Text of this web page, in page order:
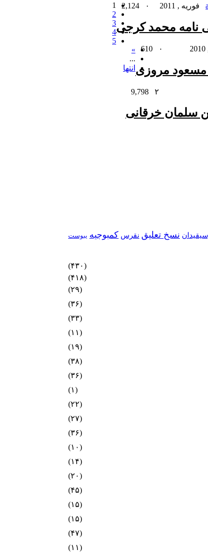
۰
نامه محمد کرجی
۰
مسعود مروزی
۲
سلمان خرقانی
1
2
3
4
5
»
...
انتها
نسخ تعلیق نقرس کمبوجیه یبوست
(۴۳۰)
(۴۱۸)
(۲۹)
(۳۶)
(۳۳)
(۱۱)
(۱۹)
(۳۸)
(۳۶)
(۱)
(۲۲)
(۲۷)
(۳۶)
(۱۰)
(۱۴)
(۲۰)
(۴۵)
(۱۵)
(۱۵)
(۴۷)
(۱۱)